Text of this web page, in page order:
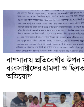
বাগমারায় প্রতিবেশীর উপর
ব্যবসায়ীদের হামলা ও
অভিযোগ